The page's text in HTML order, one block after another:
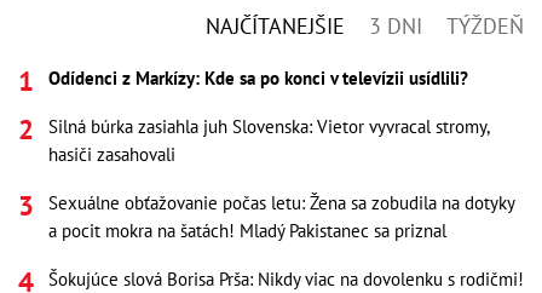
NAJČÍTANEJŠIE 3 DNI TÝŽDEŇ
Odídenci z Markízy: Kde sa po konci v televízii usídlili?
Silná búrka zasiahla juh Slovenska: Vietor vyvracal stromy,
hasiči zasahovali
Sexuálne obťažovanie počas letu: Žena sa zobudila na dotyky
a pocit mokra na šatách! Mladý Pakistanec sa priznal
Šokujúce slová Borisa Prša: Nikdy viac na dovolenku s rodičmi!